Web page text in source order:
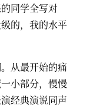
同学全写对
的，我的水平
从最开始的痛
小部分，慢慢
经典演说同声